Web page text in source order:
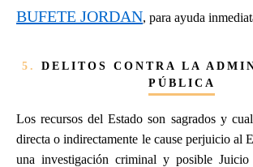
BUFETE JORDAN, para ayuda
5. DELITOS CONTRA LA
PÚBLICA
Los recursos del Estado son sagrados y
directa o indirectamente le cause perjuicio al
una investigación criminal y posible